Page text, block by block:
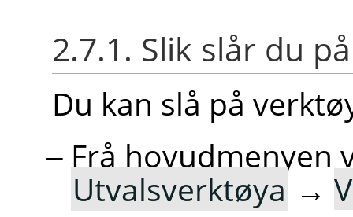
2.7.1. Slik slår du
Du kan slå på
Frå hovudmenyen
Utvalsverktøya →